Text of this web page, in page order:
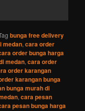
bunga free delivery
medan,cara order
order bunga harga
medan,cara order
order karangan
karangan bunga
bunga murah di
,cara pesan
pesan bunga harga